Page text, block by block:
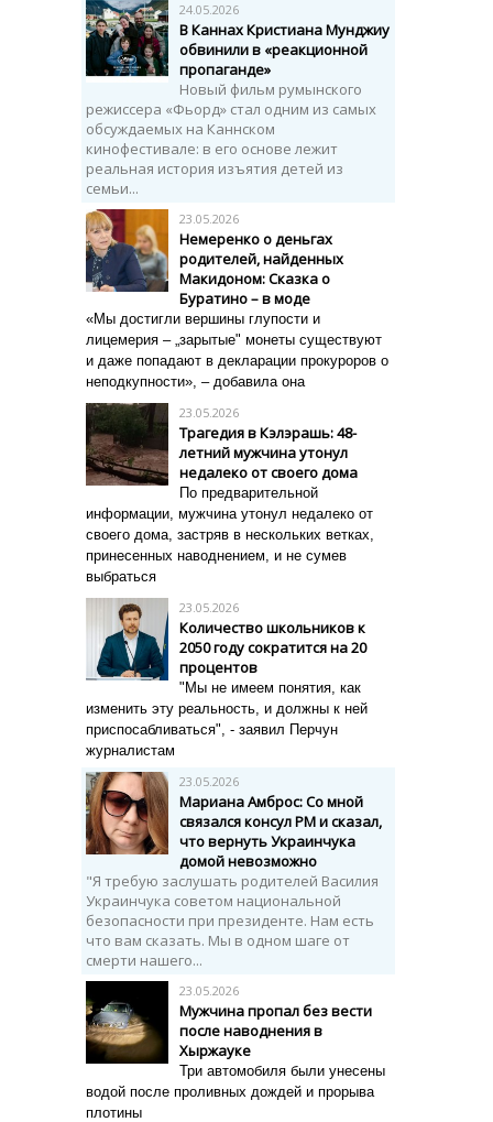
24.05.2026
В Каннах Кристиана Мунджиу
обвинили в «реакционной
пропаганде»
Новый фильм румынского
режиссера «Фьорд» стал одним из самых
обсуждаемых на Каннском
кинофестивале: в его основе лежит
реальная история изъятия детей из
семьи...
23.05.2026
Немеренко о деньгах
родителей, найденных
Макидоном: Сказка о
Буратино – в моде
«Мы достигли вершины глупости и
лицемерия – „зарытые" монеты существуют
и даже попадают в декларации прокуроров о
неподкупности», – добавила она
23.05.2026
Трагедия в Кэлэрашь: 48-
летний мужчина утонул
недалеко от своего дома
По предварительной
информации, мужчина утонул недалеко от
своего дома, застряв в нескольких ветках,
принесенных наводнением, и не сумев
выбраться
23.05.2026
Количество школьников к
2050 году сократится на 20
процентов
"Мы не имеем понятия, как
изменить эту реальность, и должны к ней
приспосабливаться", - заявил Перчун
журналистам
23.05.2026
Мариана Амброс: Со мной
связался консул РМ и сказал,
что вернуть Украинчука
домой невозможно
"Я требую заслушать родителей Василия
Украинчука советом национальной
безопасности при президенте. Нам есть
что вам сказать. Мы в одном шаге от
смерти нашего...
23.05.2026
Мужчина пропал без вести
после наводнения в
Хыржауке
Три автомобиля были унесены
водой после проливных дождей и прорыва
плотины